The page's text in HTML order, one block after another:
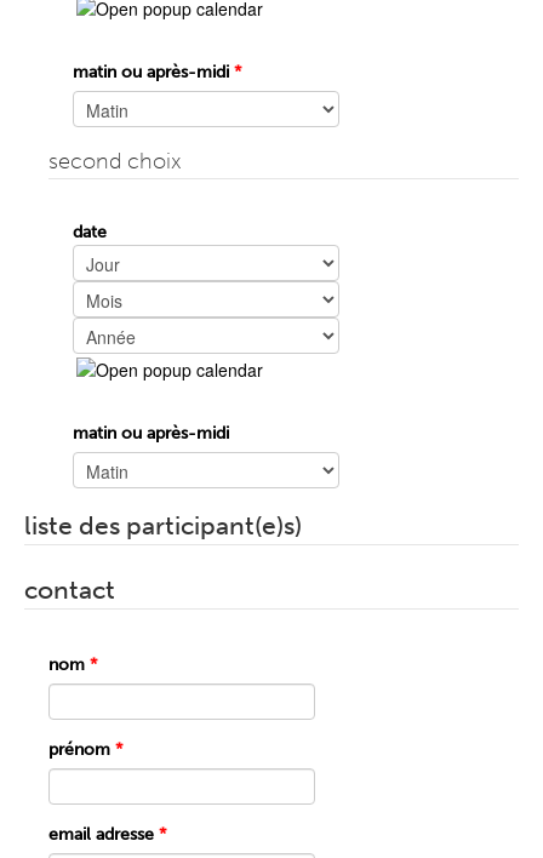
matin ou après-midi *
second choix
date
Jour
Mois
Année
matin ou après-midi
liste des participant(e)s)
contact
nom *
prénom *
email adresse *